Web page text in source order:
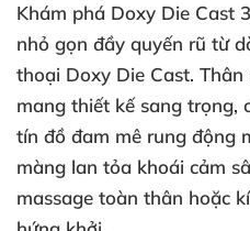
Khám phá Doxy Die Cast
nhỏ gọn đầy quyến rũ từ
thoại Doxy Die Cast.
mang thiết kế sang trọng,
tín đồ đam mê rung động
màng lan tỏa khoái cảm
massage toàn thân hoặc